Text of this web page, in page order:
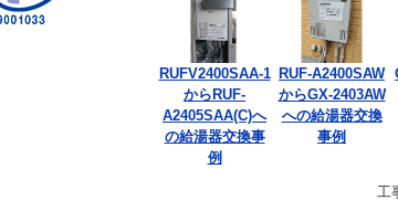
RUFV2400SAA-1
からRUF-
A2405SAA(C)へ
の給湯器交換事
例
RUF-A2400SAW
からGX-2403AW
への給湯器交換
事例
工